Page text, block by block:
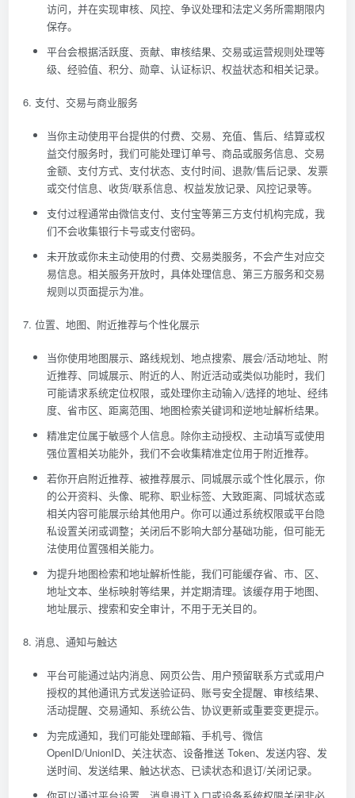
访问，并在实现审核、风控、争议处理和法定义务所需期限内
保存。
平台会根据活跃度、贡献、审核结果、交易或运营规则处理等
级、经验值、积分、勋章、认证标识、权益状态和相关记录。
6. 支付、交易与商业服务
当你主动使用平台提供的付费、交易、充值、售后、结算或权
益交付服务时，我们可能处理订单号、商品或服务信息、交易
金额、支付方式、支付状态、支付时间、退款/售后记录、发票
或交付信息、收货/联系信息、权益发放记录、风控记录等。
支付过程通常由微信支付、支付宝等第三方支付机构完成，我
们不会收集银行卡号或支付密码。
未开放或你未主动使用的付费、交易类服务，不会产生对应交
易信息。相关服务开放时，具体处理信息、第三方服务和交易
规则以页面提示为准。
7. 位置、地图、附近推荐与个性化展示
当你使用地图展示、路线规划、地点搜索、展会/活动地址、附
近推荐、同城展示、附近的人、附近活动或类似功能时，我们
可能请求系统定位权限，或处理你主动输入/选择的地址、经纬
度、省市区、距离范围、地图检索关键词和逆地址解析结果。
精准定位属于敏感个人信息。除你主动授权、主动填写或使用
强位置相关功能外，我们不会收集精准定位用于附近推荐。
若你开启附近推荐、被推荐展示、同城展示或个性化展示，你
的公开资料、头像、昵称、职业标签、大致距离、同城状态或
相关内容可能展示给其他用户。你可以通过系统权限或平台隐
私设置关闭或调整；关闭后不影响大部分基础功能，但可能无
法使用位置强相关能力。
为提升地图检索和地址解析性能，我们可能缓存省、市、区、
地址文本、坐标映射等结果，并定期清理。该缓存用于地图、
地址展示、搜索和安全审计，不用于无关目的。
8. 消息、通知与触达
平台可能通过站内消息、网页公告、用户预留联系方式或用户
授权的其他通讯方式发送验证码、账号安全提醒、审核结果、
活动提醒、交易通知、系统公告、协议更新或重要变更提示。
为完成通知，我们可能处理邮箱、手机号、微信
OpenID/UnionID、关注状态、设备推送 Token、发送内容、发
送时间、发送结果、触达状态、已读状态和退订/关闭记录。